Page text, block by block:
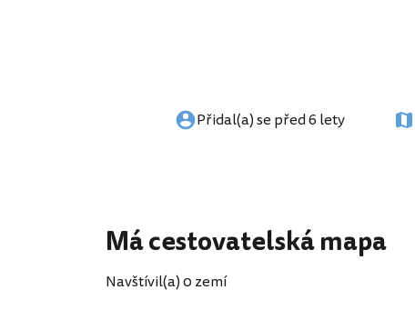
Přidal(a) se před 6 lety
Má cestovatelská mapa
Navštívil(a) 0 zemí